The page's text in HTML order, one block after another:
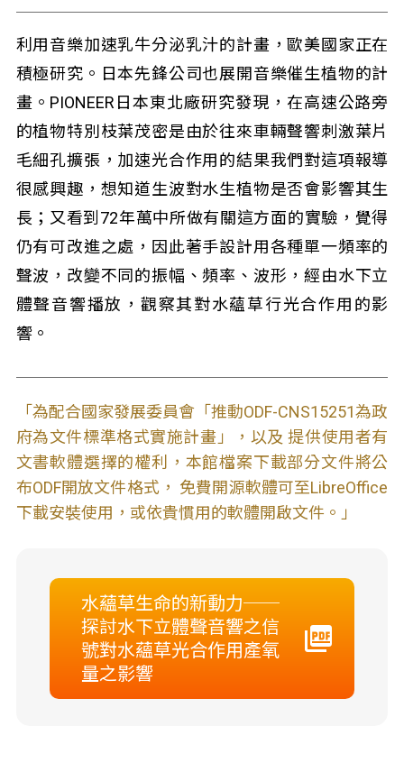
利用音樂加速乳牛分泌乳汁的計畫，歐美國家正在
積極研究。日本先鋒公司也展開音樂催生植物的計
畫。PIONEER日本東北廠研究發現，在高速公路旁
的植物特別枝葉茂密是由於往來車輛聲響刺激葉片
毛細孔擴張，加速光合作用的結果我們對這項報導
很感興趣，想知道生波對水生植物是否會影響其生
長；又看到72年萬中所做有關這方面的實驗，覺得
仍有可改進之處，因此著手設計用各種單一頻率的
聲波，改變不同的振幅、頻率、波形，經由水下立
體聲音響播放，觀察其對水蘊草行光合作用的影
響。
「為配合國家發展委員會「推動ODF-CNS15251為政
府為文件標準格式實施計畫」，以及 提供使用者有
文書軟體選擇的權利，本館檔案下載部分文件將公
布ODF開放文件格式， 免費開源軟體可至LibreOffice
下載安裝使用，或依貴慣用的軟體開啟文件。」
水蘊草生命的新動力──
探討水下立體聲音響之信
號對水蘊草光合作用產氧
量之影響